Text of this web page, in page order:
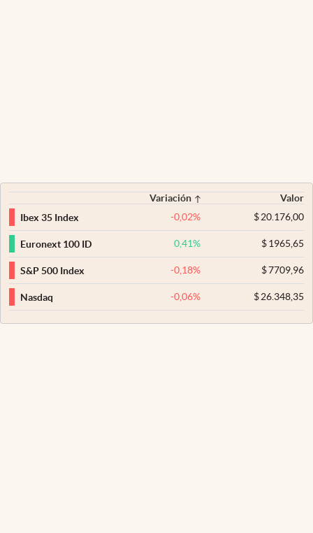
Variación
Valor
Ibex 35 Index
-0,02% $20.176,00
Euronext 100 ID 0,41% $1965,65
S&P 500 Index -0,18% $7709,96
Nasdaq -0,06% $26.348,35